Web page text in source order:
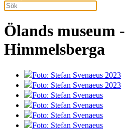
Ölands museum -
Himmelsberga
Foto: Stefan Svenaeus 2023
Foto: Stefan Svenaeus 2023
Foto: Stefan Svenaeus
Foto: Stefan Svenaeus
Foto: Stefan Svenaeus
Foto: Stefan Svenaeus